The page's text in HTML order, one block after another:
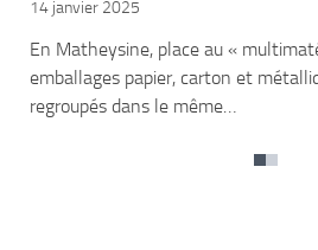
Guide des producteurs
Aide aux alpages
14 janvier 2025
En Matheysine, place au «
emballages papier, carton et
regroupés dans le même…